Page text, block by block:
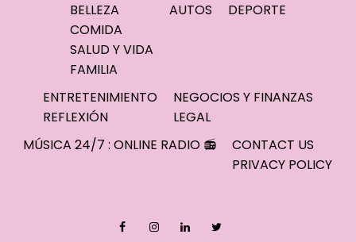
BELLEZA
COMIDA
SALUD Y VIDA
FAMILIA
AUTOS DEPORTE
ENTRETENIMIENTO
REFLEXIÓN
NEGOCIOS Y FINANZAS
LEGAL
MÚSICA 24/7 : ONLINE RADIO 📻
CONTACT US
PRIVACY POLICY